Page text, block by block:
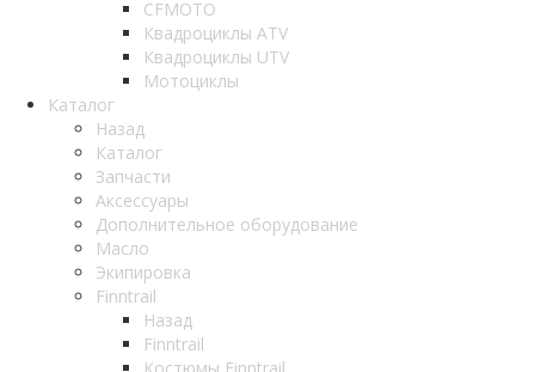
CFMOTO
Квадроциклы ATV
Квадроциклы UTV
Мотоциклы
Каталог
Назад
Каталог
Запчасти
Аксессуары
Дополнительное оборудование
Масло
Экипировка
Finntrail
Назад
Finntrail